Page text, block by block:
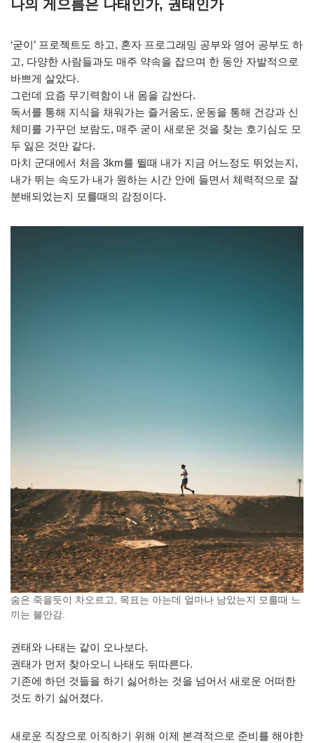
나의 게으름은 나태인가, 권태인가
‘굳이’ 프로젝트도 하고, 혼자 프로그래밍 공부와 영어 공부도 하
고, 다양한 사람들과도 매주 약속을 잡으며 한 동안 자발적으로
바쁘게 살았다.
그런데 요즘 무기력함이 내 몸을 감싼다.
독서를 통해 지식을 채워가는 즐거움도, 운동을 통해 건강과 신
체미를 가꾸던 보람도, 매주 굳이 새로운 것을 찾는 호기심도 모
두 잃은 것만 같다.
마치 군대에서 처음 3km를 뛸때 내가 지금 어느정도 뛰었는지,
내가 뛰는 속도가 내가 원하는 시간 안에 들면서 체력적으로 잘
분배되었는지 모를때의 감정이다.
숨은 죽을듯이 차오르고, 목표는 아는데 얼마나 남았는지 모를때 느
끼는 불안감.
권태와 나태는 같이 오나보다.
권태가 먼저 찾아오니 나태도 뒤따른다.
기존에 하던 것들을 하기 싫어하는 것을 넘어서 새로운 어떠한
것도 하기 싫어졌다.
새로운 직장으로 이직하기 위해 이제 본격적으로 준비를 해야한